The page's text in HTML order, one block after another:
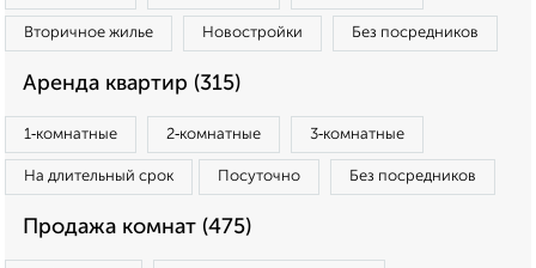
Вторичное жилье Новостройки Без посредников
Аренда квартир (315)
1‑комнатные 2‑комнатные 3‑комнатные
На длительный срок Посуточно Без посредников
Продажа комнат (475)